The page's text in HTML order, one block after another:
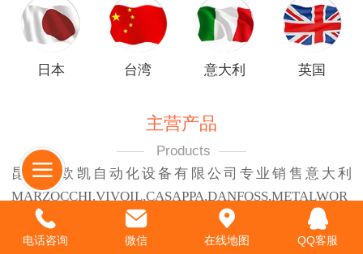
日本 台湾 意大利 英国
主营产品
—— Products ——
昆山恩欧凯自动化设备有限公司专业销售意大利
MARZOCCHI,VIVOIL,CASAPPA,DANFOSS,METALWOR
K等进口品牌;主营产品包括：齿轮泵,叶片泵,柱塞泵,液压
马达,分流器,电磁阀,气控阀,插装阀等液压-气动元件.
电话咨询 微信 在线地图 QQ客服